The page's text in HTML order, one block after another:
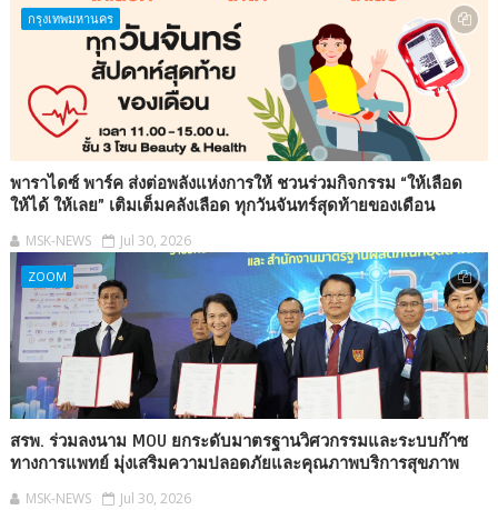
กรุงเทพมหานคร
พาราไดซ์ พาร์ค ส่งต่อพลังแห่งการให้ ชวนร่วมกิจกรรม “ให้เลือด
ให้ได้ ให้เลย” เติมเต็มคลังเลือด ทุกวันจันทร์สุดท้ายของเดือน
MSK-NEWS Jul 30, 2026
ZOOM
สรพ. ร่วมลงนาม MOU ยกระดับมาตรฐานวิศวกรรมและระบบก๊าซ
ทางการแพทย์ มุ่งเสริมความปลอดภัยและคุณภาพบริการสุขภาพ
MSK-NEWS Jul 30, 2026